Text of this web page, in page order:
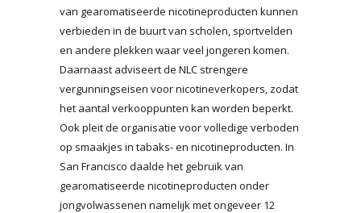
van gearomatiseerde nicotineproducten kunnen
verbieden in de buurt van scholen, sportvelden
en andere plekken waar veel jongeren komen.
Daarnaast adviseert de NLC strengere
vergunningseisen voor nicotineverkopers, zodat
het aantal verkooppunten kan worden beperkt.
Ook pleit de organisatie voor volledige verboden
op smaakjes in tabaks- en nicotineproducten. In
San Francisco daalde het gebruik van
gearomatiseerde nicotineproducten onder
jongvolwassenen namelijk met ongeveer 12